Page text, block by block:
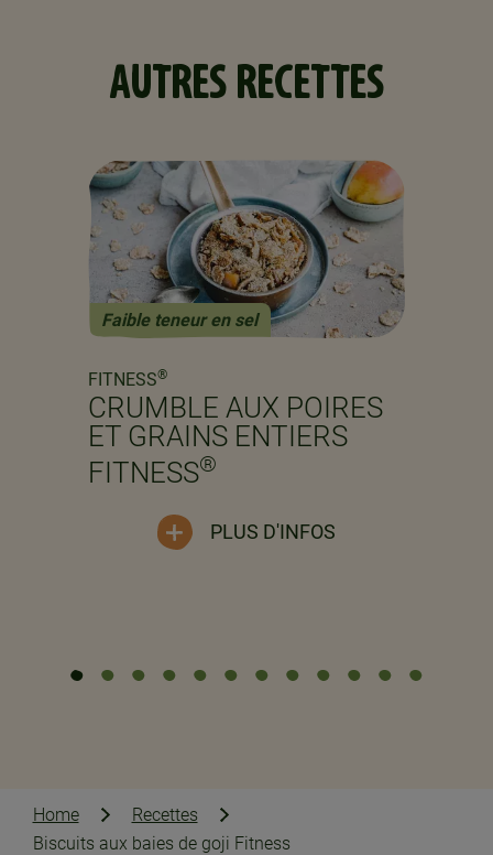
AUTRES RECETTES
Faible teneur en sel
FITNESS®
CRUMBLE AUX POIRES
ET GRAINS ENTIERS
FITNESS®
PLUS D'INFOS
Home
Recettes
Biscuits aux baies de goji Fitness